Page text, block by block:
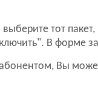
тот
В форме
Вы